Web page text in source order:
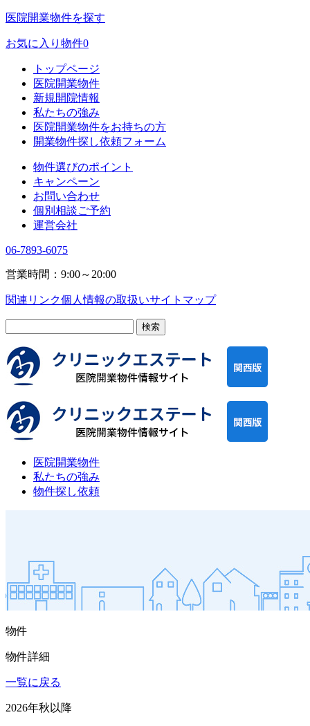
医院開業物件を探す
お気に入り物件0
トップページ
医院開業物件
新規開院情報
私たちの強み
医院開業物件をお持ちの方
開業物件探し依頼フォーム
物件選びのポイント
キャンペーン
お問い合わせ
個別相談ご予約
運営会社
06-7893-6075
営業時間：9:00～20:00
関連リンク個人情報の取扱いサイトマップ
医院開業物件
私たちの強み
物件探し依頼
物件
物件詳細
一覧に戻る
2026年秋以降